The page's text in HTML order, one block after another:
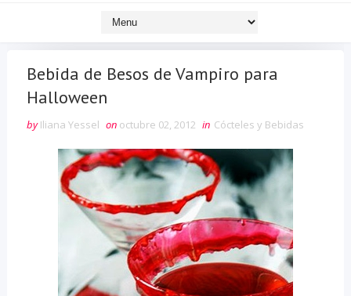
Bebida de Besos de Vampiro para
Halloween
by Iliana Yessel on octubre 02, 2012 in Cócteles y Bebidas